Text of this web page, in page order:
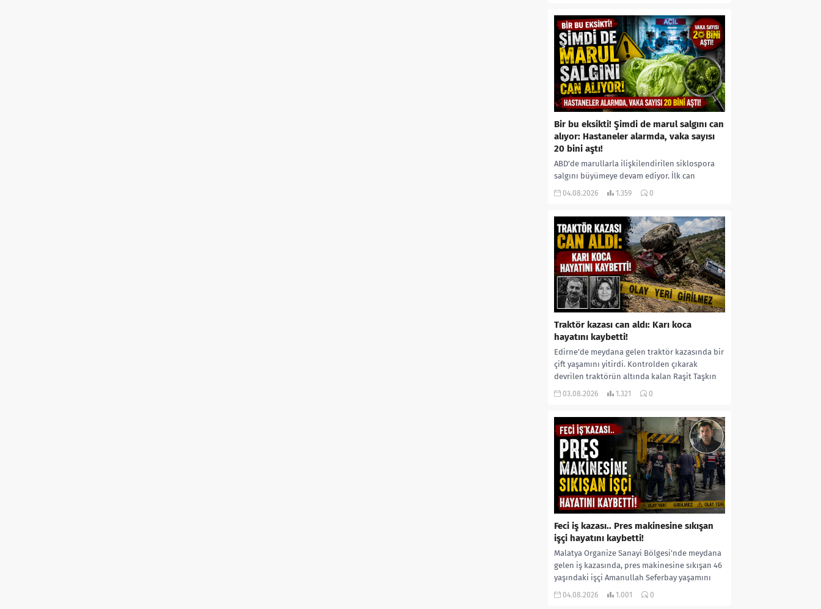
Bir bu eksikti! Şimdi de marul salgını can
alıyor: Hastaneler alarmda, vaka sayısı
20 bini aştı!
ABD’de marullarla ilişkilendirilen siklospora
salgını büyümeye devam ediyor. İlk can
kayıplarının yaşandığı salgında vaka sayısının
04.08.2026 1.359 0
Traktör kazası can aldı: Karı koca
hayatını kaybetti!
Edirne’de meydana gelen traktör kazasında bir
çift yaşamını yitirdi. Kontrolden çıkarak
devrilen traktörün altında kalan Raşit Taşkın
ile eşi Fatma...
03.08.2026 1.321 0
Feci iş kazası.. Pres makinesine sıkışan
işçi hayatını kaybetti!
Malatya Organize Sanayi Bölgesi’nde meydana
gelen iş kazasında, pres makinesine sıkışan 46
yaşındaki işçi Amanullah Seferbay yaşamını
yitirdi. Olayla ilgili...
04.08.2026 1.001 0